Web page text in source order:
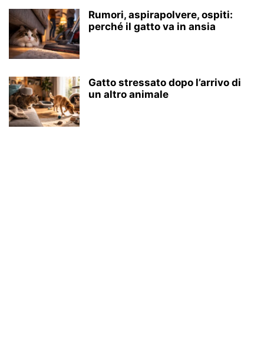
Rumori, aspirapolvere, ospiti:
perché il gatto va in ansia
Gatto stressato dopo l’arrivo di
un altro animale